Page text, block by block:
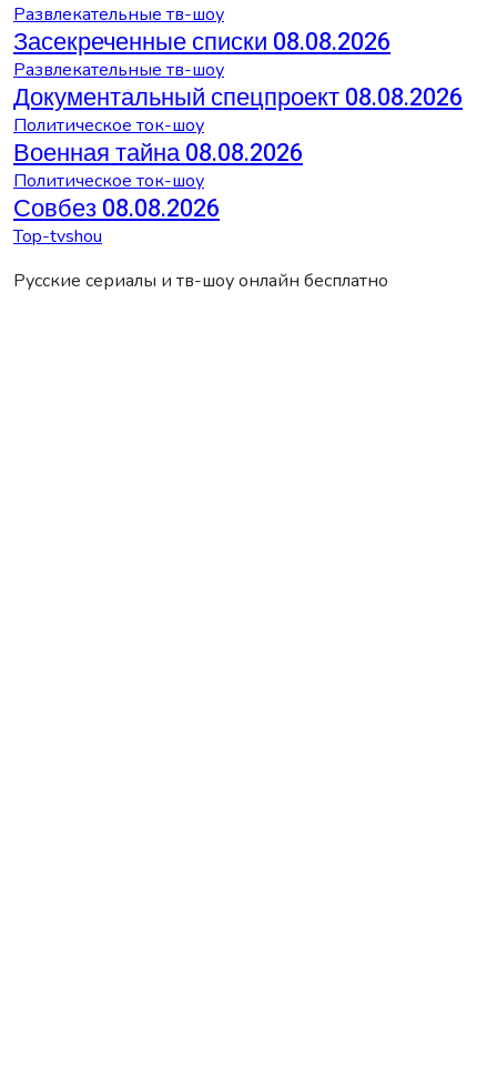
Развлекательные тв-шоу
Засекреченные списки 08.08.2026
Развлекательные тв-шоу
Документальный спецпроект 08.08.2026
Политическое ток-шоу
Военная тайна 08.08.2026
Политическое ток-шоу
Совбез 08.08.2026
Top-tvshou
Русские сериалы и тв-шоу онлайн бесплатно